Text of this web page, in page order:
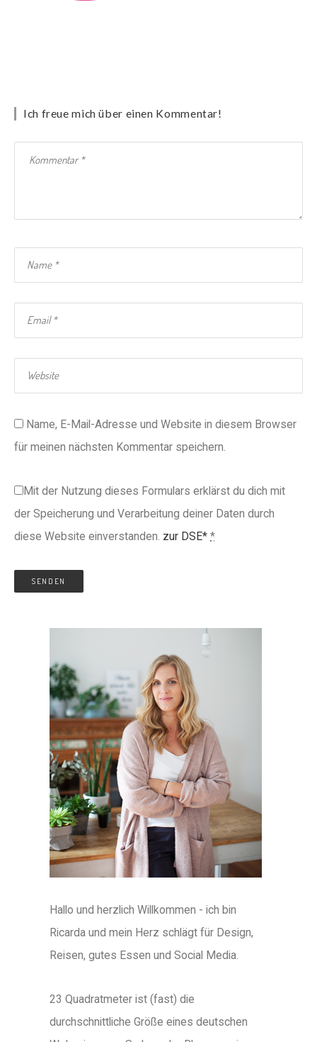
Ich freue mich über einen Kommentar!
Name, E-Mail-Adresse und Website in diesem Browser
für meinen nächsten Kommentar speichern.
Mit der Nutzung dieses Formulars erklärst du dich mit
der Speicherung und Verarbeitung deiner Daten durch
diese Website einverstanden. zur DSE* *
Hallo und herzlich Willkommen - ich bin
Ricarda und mein Herz schlägt für Design,
Reisen, gutes Essen und Social Media.
23 Quadratmeter ist (fast) die
durchschnittliche Größe eines deutschen